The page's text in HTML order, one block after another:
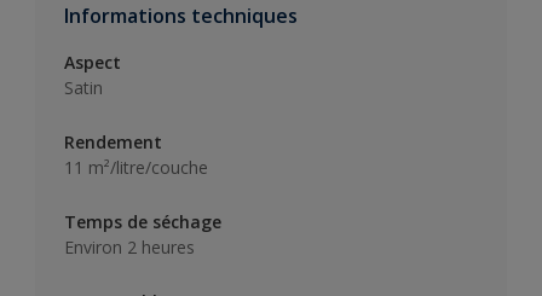
Informations techniques
Aspect
Satin
Rendement
11 m²/litre/couche
Temps de séchage
Environ 2 heures